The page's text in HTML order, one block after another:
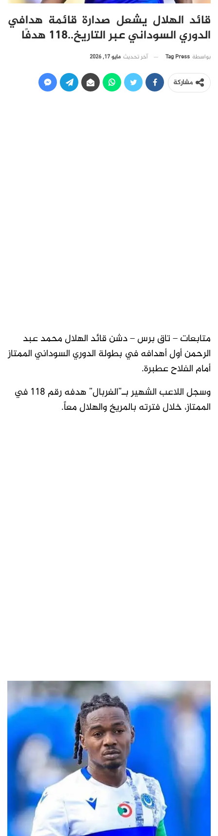
قائد الهلال يشعل صدارة قائمة هدافي
الدوري السوداني عبر التاريخ..118 هدفًا
بواسطة Tag Press آخر تحديث مايو 17, 2026
مشاركة
متابعات – تاق برس – دشن قائد الهلال محمد عبد
الرحمن أول أهدافه في بطولة الدوري السوداني الممتاز
أمام الفلاح عطبرة.
وسجل اللاعب الشهير بـ”الغربال” هدفه رقم 118 في
الممتاز، خلال فترته بالمريخ والهلال معاً.